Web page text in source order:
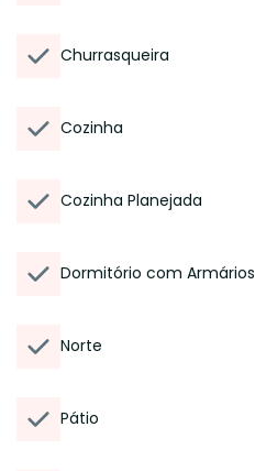
Churrasqueira
Cozinha
Cozinha Planejada
Dormitório com Armários
Norte
Pátio